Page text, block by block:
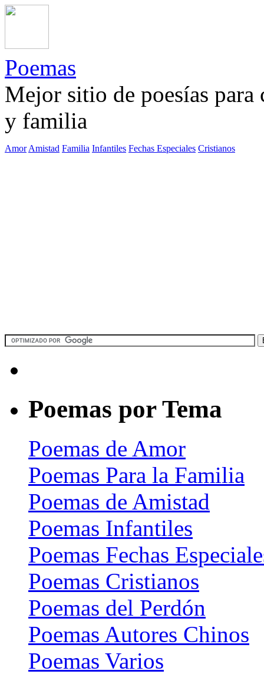
Poemas
Mejor sitio de poesías
y familia
Amor Amistad Familia Infantiles Fechas Especiales Cristianos
Poemas por Tema
Poemas de Amor
Poemas Para la Familia
Poemas de Amistad
Poemas Infantiles
Poemas Fechas
Poemas Cristianos
Poemas del Perdón
Poemas Autores Chinos
Poemas Varios